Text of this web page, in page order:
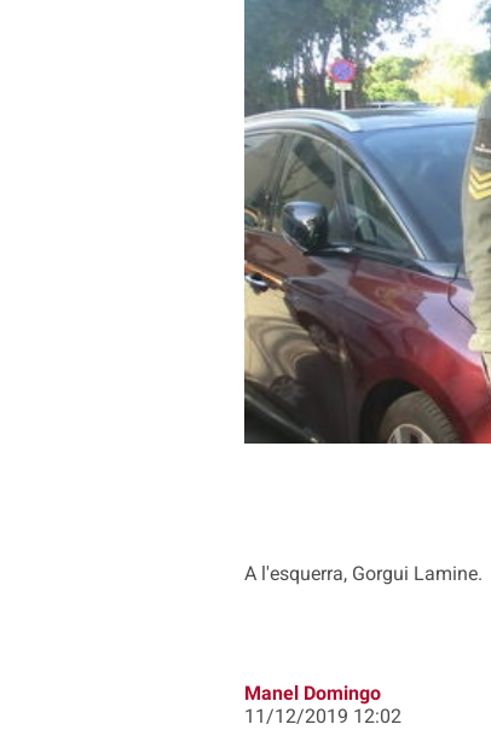
A l'esquerra, Gorgui Lamine.
Manel Domingo
11/12/2019 12:02